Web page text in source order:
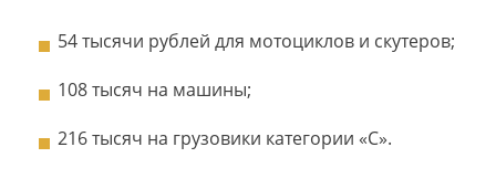
54 тысячи рублей для мотоциклов и скутеров;
108 тысяч на машины;
216 тысяч на грузовики категории «С».